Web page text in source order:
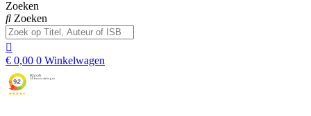
Zoeken
Zoeken
€ 0,00 0 Winkelwagen